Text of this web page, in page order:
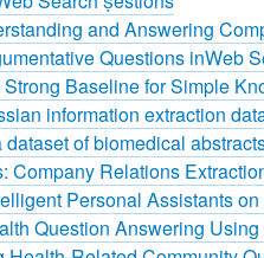
and Answering
Questions inWeb
Strong Baseline for Simple
information extraction
dataset of biomedical
Company Relations
Personal Assistants
Question Answering